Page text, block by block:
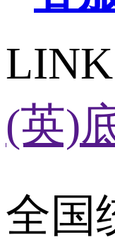
LINK
(英)
全国